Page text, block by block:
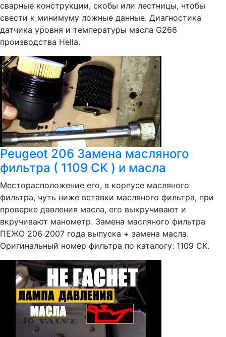
сварные конструкции, скобы или лестницы, чтобы
свести к минимуму ложные данные. Диагностика
датчика уровня и температуры масла G266
производства Hella.
Peugeot 206 Замена масляного
фильтра ( 1109 CK ) и масла
Месторасположение его, в корпусе масляного
фильтра, чуть ниже вставки масляного фильтра, при
проверке давления масла, его выкручивают и
вкручивают манометр. Замена масляного фильтра
ПЕЖО 206 2007 года выпуска + замена масла.
Оригинальный номер фильтра по каталогу: 1109 CK.